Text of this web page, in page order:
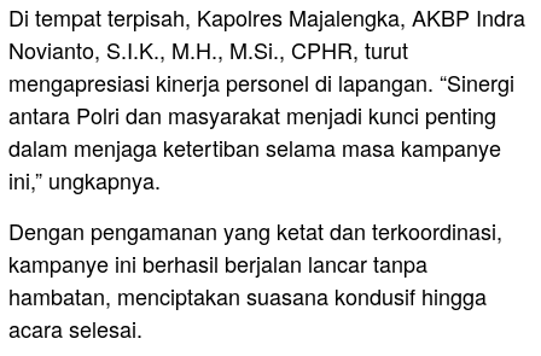
Di tempat terpisah, Kapolres Majalengka, AKBP Indra
Novianto, S.I.K., M.H., M.Si., CPHR, turut
mengapresiasi kinerja personel di lapangan. “Sinergi
antara Polri dan masyarakat menjadi kunci penting
dalam menjaga ketertiban selama masa kampanye
ini,” ungkapnya.
Dengan pengamanan yang ketat dan terkoordinasi,
kampanye ini berhasil berjalan lancar tanpa
hambatan, menciptakan suasana kondusif hingga
acara selesai.